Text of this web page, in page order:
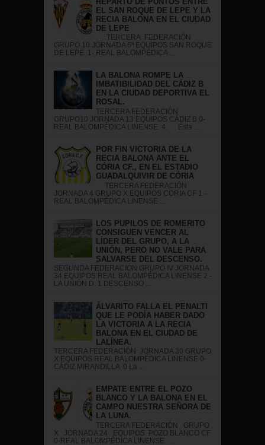
EL SAN ROQUE DE LEPE Y LA
RECIA BALONA EN EL CIUDAD
DE LEPE
TERCERA FEDERACIÓN
GRUPO 10 JORNADA 6ª EQUIPOS SAN ROQUE
DE LEPE 1- REAL BALOMPÉDICA ...
LA BALONA ROMPE LA
IMBATIBILIDAD DEL CÁDIZ B
EN LA CIUDAD DEPORTIVA EL
ROSAL.
TERCERA FEDERACIÓN
GRUPO10 JORNADA 13 EQUIPOS CÁDIZ B 0-
REAL BALOMPÉDICA LINENSE 4. Ésta ...
POR FIN VICTORIA DE LA
RECIA BALONA ANTE EL
CÓRIA CF., EN EL ESTADIO
GUADALQUIVIR DE CÓRIA
TERCERA FEDERACIÓN
JORNADA 4 GRUPO X EQUIPOS CORIA CF 1 -
REAL BALOMPÉDICA LINENSE ...
LOS PUPILOS DE ROMERITO
CONSIGUEN VENCER AL
LÍDER DEL GRUPO, A LA
UNIÓN, PERO NO VALE PARA
SALVARSE DEL DESCENSO.
SEGUNDA FEDERACIÓN GRUPO IV JORNADA
34 EQUIPOS REAL BALOMPÉDICA LINENSE 2 -
LA UNIÓN D. 1 DESCENSO ...
ÁLVARITO FALLA EL PENALTI
QUE LE PODÍA HABER DADO
LA VICTORIA A LA RECIA
BALONA EN EL CIUDAD DE
LALÍNEA.
TERCERA FEDERACIÓN JORNADA 30 GRUPO
X EQUIPOS REAL BALOMPÉDICA LINENSE 0-
CÁDIZ MIRANDILLA 0 La ...
EMPATE ENTRE EL POZO
BLANCO Y LA BALONA EN EL
CAMPO NUESTRA SEÑORA DE
LA LUNA.
TERCERA FEDERACIÓN GRUPO
X JORNADA 24 EQUIPOS POZO BLANCO CF
0-REAL BALOMPÉDICA LINENSE ...